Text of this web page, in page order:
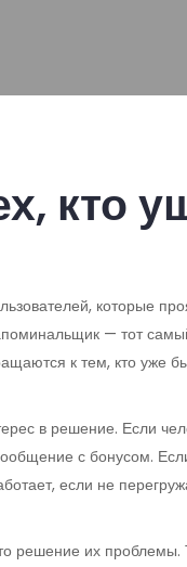
кто
которые
— тот
к тем, кто уже
в решение. Если
с бонусом.
если не
решение их проблемы.